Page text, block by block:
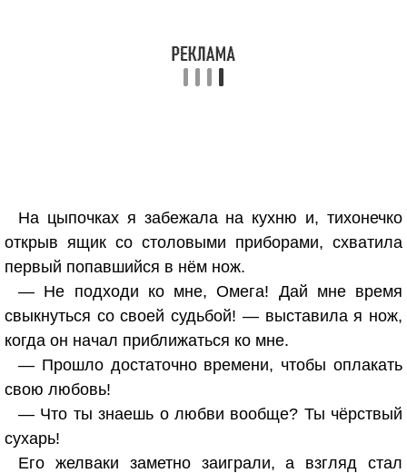
На цыпочках я забежала на кухню и, тихонечко
открыв ящик со столовыми приборами, схватила
первый попавшийся в нём нож.
— Не подходи ко мне, Омега! Дай мне время
свыкнуться со своей судьбой! — выставила я нож,
когда он начал приближаться ко мне.
— Прошло достаточно времени, чтобы оплакать
свою любовь!
— Что ты знаешь о любви вообще? Ты чёрствый
сухарь!
Его желваки заметно заиграли, а взгляд стал